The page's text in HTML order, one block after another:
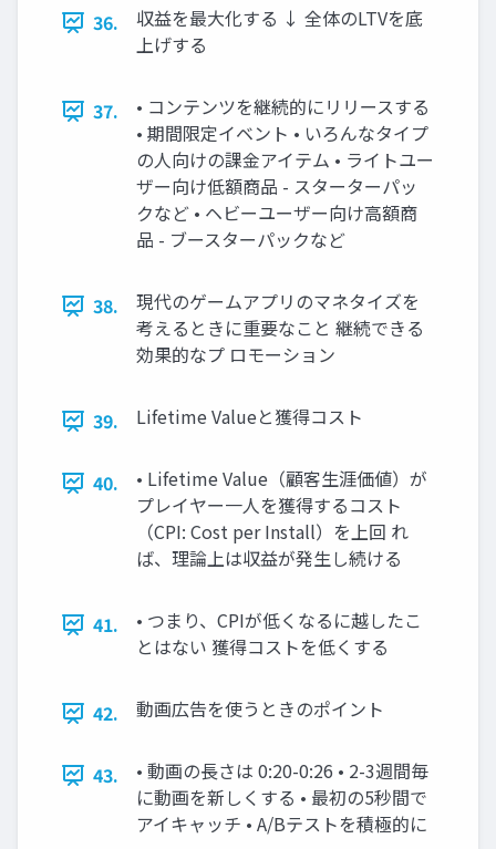
36.
収益を最大化する ↓ 全体のLTVを底
上げする
37.
• コンテンツを継続的にリリースする
• 期間限定イベント • いろんなタイプ
の人向けの課金アイテム • ライトユー
ザー向け低額商品 - スターターパッ
クなど • ヘビーユーザー向け高額商
品 - ブースターパックなど
38.
現代のゲームアプリのマネタイズを
考えるときに重要なこと 継続できる
効果的なプ ロモーション
39. Lifetime Valueと獲得コスト
40.
• Lifetime Value（顧客生涯価値）が
プレイヤー一人を獲得するコスト
（CPI: Cost per Install）を上回 れ
ば、理論上は収益が発生し続ける
41.
• つまり、CPIが低くなるに越したこ
とはない 獲得コストを低くする
42. 動画広告を使うときのポイント
43.
• 動画の長さは 0:20-0:26 • 2-3週間毎
に動画を新しくする • 最初の5秒間で
アイキャッチ • A/Bテストを積極的に